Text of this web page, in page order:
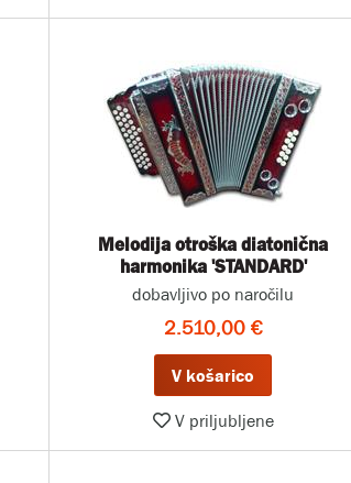
Melodija otroška diatonična
harmonika 'STANDARD'
dobavljivo po naročilu
2.510,00 €
V košarico
V priljubljene